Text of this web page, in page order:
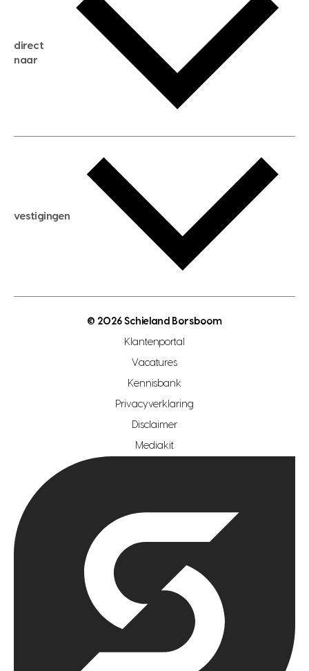
gratis zoekservice
huis verkopen
huis kopen
aankoopadvies
verkoopadvies
hypotheekadvies
direct
naar
hypotheek berekenen
maximale hypotheek berekenen
hypotheek bespaarcheck
gratis zoekprofiel aanmaken
open woningwaarde dag
vestigingen
makelaar regio zoetermeer
hypotheekshop regio den haag
hypotheekshop regio rotterdam
© 2026 Schieland Borsboom
Klantenportal
Vacatures
Kennisbank
Privacyverklaring
Disclaimer
Mediakit